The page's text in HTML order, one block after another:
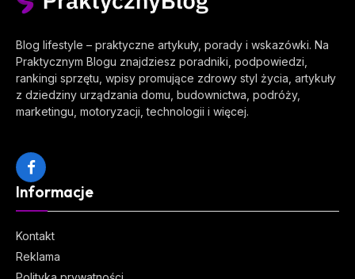
Blog lifestyle – praktyczne artykuły, porady i wskazówki. Na
Praktycznym Blogu znajdziesz poradniki, podpowiedzi,
rankingi sprzętu, wpisy promujące zdrowy styl życia, artykuły
z dziedziny urządzania domu, budownictwa, podróży,
marketingu, motoryzacji, technologii i więcej.
Facebook
Informacje
Kontakt
Reklama